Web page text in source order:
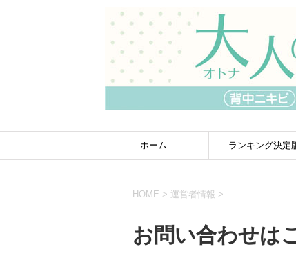
ホーム ランキング決定
HOME > 運営者情報 >
お問い合わせは